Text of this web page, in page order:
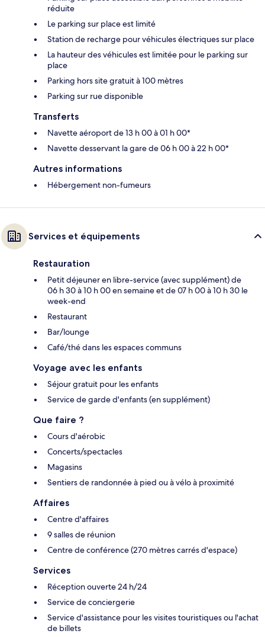
réduite
Le parking sur place est limité
Station de recharge pour véhicules électriques sur place
La hauteur des véhicules est limitée pour le parking sur
place
Parking hors site gratuit à 100 mètres
Parking sur rue disponible
Transferts
Navette aéroport de 13 h 00 à 01 h 00*
Navette desservant la gare de 06 h 00 à 22 h 00*
Autres informations
Hébergement non-fumeurs
Services et équipements
Restauration
Petit déjeuner en libre-service (avec supplément) de
06 h 30 à 10 h 00 en semaine et de 07 h 00 à 10 h 30 le
week-end
Restaurant
Bar/lounge
Café/thé dans les espaces communs
Voyage avec les enfants
Séjour gratuit pour les enfants
Service de garde d'enfants (en supplément)
Que faire ?
Cours d'aérobic
Concerts/spectacles
Magasins
Sentiers de randonnée à pied ou à vélo à proximité
Affaires
Centre d'affaires
9 salles de réunion
Centre de conférence (270 mètres carrés d'espace)
Services
Réception ouverte 24 h/24
Service de conciergerie
Service d'assistance pour les visites touristiques ou l'achat
de billets